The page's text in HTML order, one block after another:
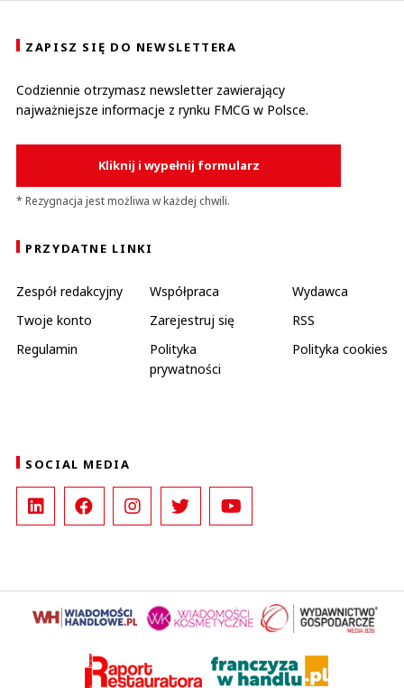
ZAPISZ SIĘ DO NEWSLETTERA
Codziennie otrzymasz newsletter zawierający
najważniejsze informacje z rynku FMCG w Polsce.
Kliknij i wypełnij formularz
* Rezygnacja jest możliwa w każdej chwili.
PRZYDATNE LINKI
Zespół redakcyjny Współpraca
Wydawca
Twoje konto
Zarejestruj się
RSS
Regulamin
Polityka
prywatności
Polityka cookies
SOCIAL MEDIA